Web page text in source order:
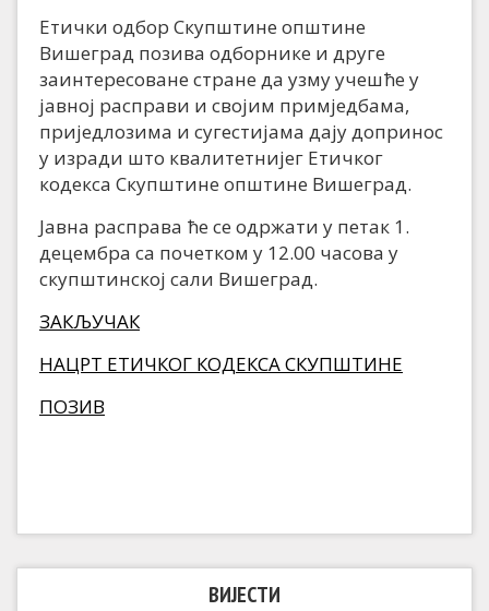
Етички одбор Скупштине општине
Вишеград позива одборнике и друге
заинтересоване стране да узму учешће у
јавној расправи и својим примједбама,
приједлозима и сугестијама дају допринос
у изради што квалитетнијег Етичког
кодекса Скупштине општине Вишеград.
Јавна расправа ће се одржати у петак 1.
децембра са почетком у 12.00 часова у
скупштинској сали Вишеград.
ЗАКЉУЧАК
НАЦРТ ЕТИЧКОГ КОДЕКСА СКУПШТИНЕ
ПОЗИВ
ВИЈЕСТИ